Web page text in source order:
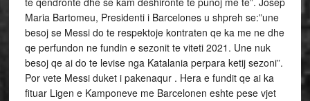
Maria Bartomeu, Presidenti i Barcelones u shpreh se:”une
besoj se Messi do te respektoje kontraten qe ka me ne dhe
qe perfundon ne fundin e sezonit te viteti 2021. Une nuk
besoj qe ai do te levise nga Katalania perpara ketij sezoni”.
Por vete Messi duket i pakenaqur . Hera e fundit qe ai ka
fituar Ligen e Kamponeve me Barcelonen eshte pese vjet